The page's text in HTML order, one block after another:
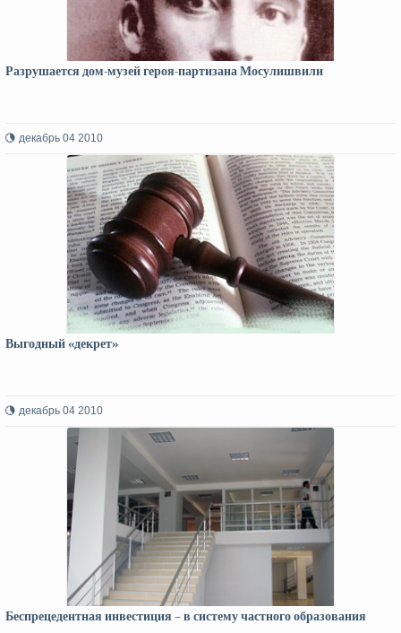
Разрушается дом-музей героя-партизана Мосулишвили
декабрь 04 2010
Выгодный «декрет»
декабрь 04 2010
Беспрецедентная инвестиция – в систему частного образования